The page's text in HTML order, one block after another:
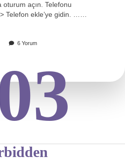
oturum açın. Telefonu
Telefon ekle’ye gidin. ……
6 Yorum